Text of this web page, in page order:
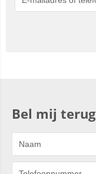
Bel mij terug